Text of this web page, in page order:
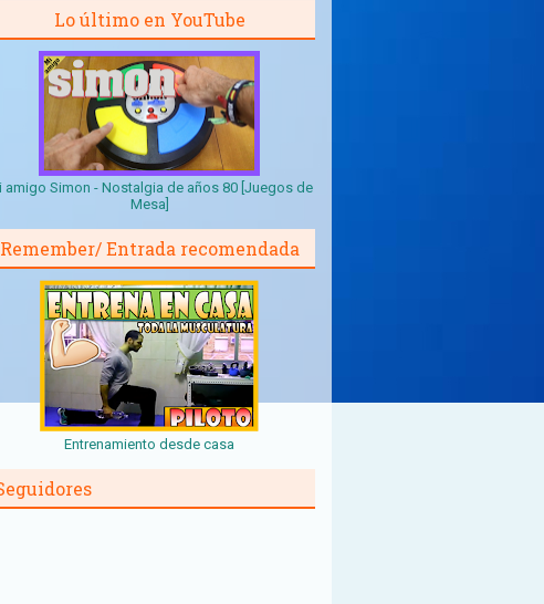
Lo último en YouTube
amigo Simon - Nostalgia de años 80 [Juegos de
Mesa]
Remember/ Entrada recomendada
Entrenamiento desde casa